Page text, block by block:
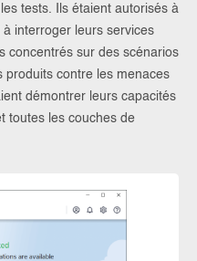
tests. Ils étaient autorisés à
interroger leurs services
concentrés sur des scénarios
produits contre les menaces
démontrer leurs capacités
toutes les couches de